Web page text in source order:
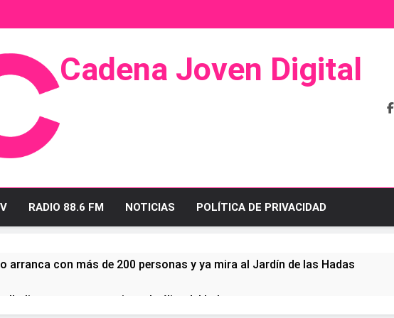
Cadena Joven Digital
Radio Y Televisión
RADIO 88.6 FM NOTICIAS POLÍTICA DE PRIVACIDAD
arranca con más de 200 personas y ya mira al Jardín de las Hadas
linense tras conquistar la élite del baloncesto